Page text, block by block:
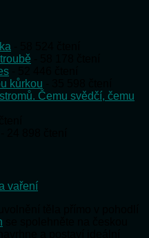
kůrkou
Čemu svědčí, čemu
vaření